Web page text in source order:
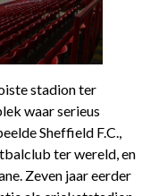
stadion ter
waar serieus
Sheffield F.C.,
ter wereld, en
Zeven jaar eerder